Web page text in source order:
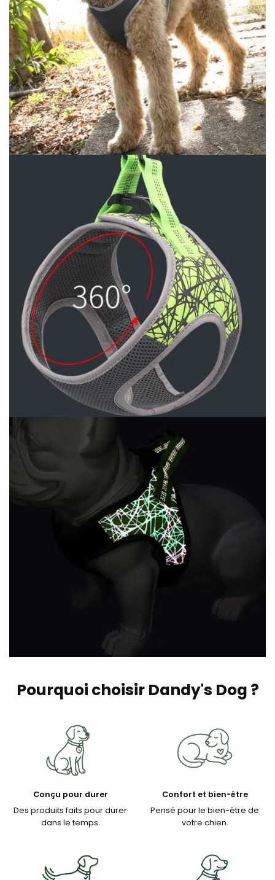
Pourquoi choisir Dandy's Dog ?
Conçu pour durer
Des produits faits pour durer
dans le temps.
Confort et bien-être
Pensé pour le bien-être de
votre chien.